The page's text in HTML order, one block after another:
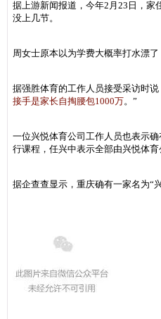
据上游新闻报道，今年2月23日，家
没上几节。
周女士原本以为学费大概率打水漂
据强胜体育的工作人员接受采访时
接手是家长自掏腰包1000万。”
一位兴悦体育公司工作人员也表示
行课程，任兴中表示全部由兴悦体育
据企查查显示，重庆确有一家名为“